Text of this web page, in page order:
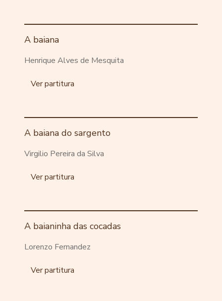
A baiana
Henrique Alves de Mesquita
Ver partitura
A baiana do sargento
Virgilio Pereira da Silva
Ver partitura
A baianinha das cocadas
Lorenzo Fernandez
Ver partitura